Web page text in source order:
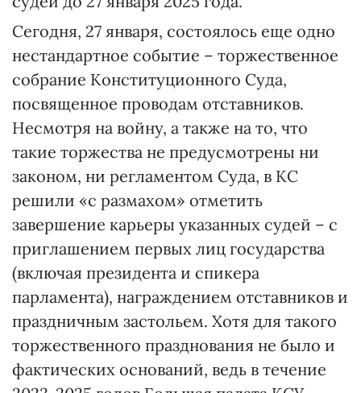
Сегодня, 27 января, состоялось еще одно
нестандартное событие – торжественное
собрание Конституционного Суда,
посвященное проводам отставников.
Несмотря на войну, а также на то, что
такие торжества не предусмотрены ни
законом, ни регламентом Суда, в КС
решили «с размахом» отметить
завершение карьеры указанных судей – с
приглашением первых лиц государства
(включая президента и спикера
парламента), награждением отставников и
праздничным застольем. Хотя для такого
торжественного празднования не было и
фактических оснований, ведь в течение